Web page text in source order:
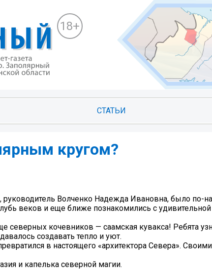
18+
СТАТЬИ
кругом?
Волченко Надежда Ивановна, было по-
веков и еще ближе познакомились с
северных кочевников — саамская кувакса! Ребята
создавать тепло и уют.
в настоящего «архитектора Севера».
и капелька северной магии.